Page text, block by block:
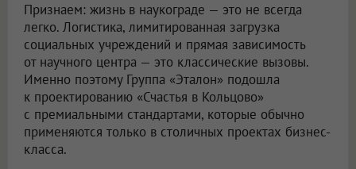
Признаем: жизнь в наукограде — это не всегда
легко. Логистика, лимитированная загрузка
социальных учреждений и прямая зависимость
от научного центра — это классические вызовы.
Именно поэтому Группа «Эталон» подошла
к проектированию «Счастья в Кольцово»
с премиальными стандартами, которые обычно
применяются только в столичных проектах бизнес-
класса.